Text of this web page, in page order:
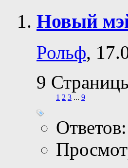
Новый
Рольф,
9
1 2 3 ... 9